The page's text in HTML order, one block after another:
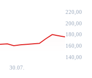
220,00
200,00
180,00
160,00
140,00
30.07.